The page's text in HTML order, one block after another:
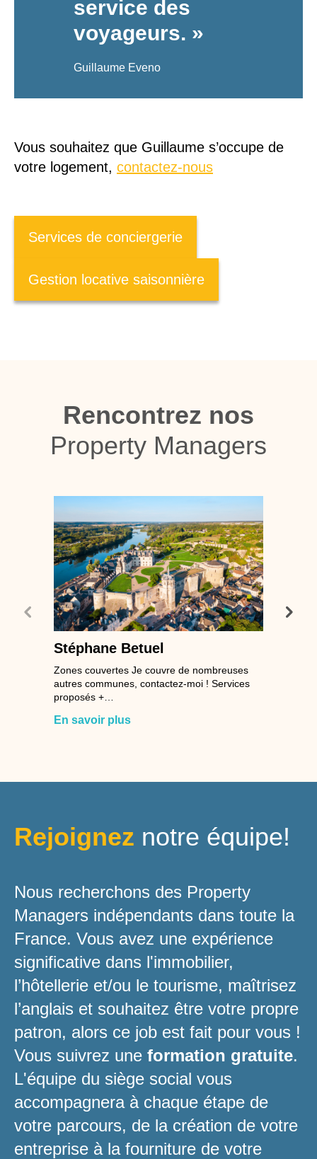
service des
voyageurs. »
Guillaume Eveno
Vous souhaitez que Guillaume s’occupe de
votre logement, contactez-nous
Services de conciergerie
Gestion locative saisonnière
Rencontrez nos
Property Managers
Stéphane Betuel
Zones couvertes Je couvre de nombreuses
autres communes, contactez-moi ! Services
proposés +…
En savoir plus
Rejoignez notre équipe!
Nous recherchons des Property
Managers indépendants dans toute la
France. Vous avez une expérience
significative dans l'immobilier,
l’hôtellerie et/ou le tourisme, maîtrisez
l’anglais et souhaitez être votre propre
patron, alors ce job est fait pour vous !
Vous suivrez une formation gratuite.
L'équipe du siège social vous
accompagnera à chaque étape de
votre parcours, de la création de votre
entreprise à la fourniture de votre